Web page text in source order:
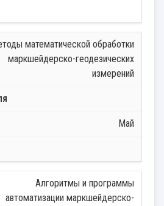
математической обработки
маркшейдерско-геодезических
измерений
Май
Алгоритмы и программы
автоматизации маркшейдерско-